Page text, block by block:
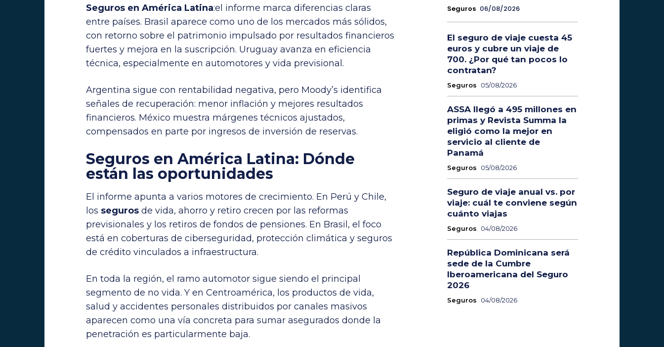
Seguros en América Latina:el informe marca diferencias claras
entre países. Brasil aparece como uno de los mercados más sólidos,
con retorno sobre el patrimonio impulsado por resultados financieros
fuertes y mejora en la suscripción. Uruguay avanza en eficiencia
técnica, especialmente en automotores y vida previsional.
Argentina sigue con rentabilidad negativa, pero Moody’s identifica
señales de recuperación: menor inflación y mejores resultados
financieros. México muestra márgenes técnicos ajustados,
compensados en parte por ingresos de inversión de reservas.
Seguros en América Latina: Dónde
están las oportunidades
El informe apunta a varios motores de crecimiento. En Perú y Chile,
los seguros de vida, ahorro y retiro crecen por las reformas
previsionales y los retiros de fondos de pensiones. En Brasil, el foco
está en coberturas de ciberseguridad, protección climática y seguros
de crédito vinculados a infraestructura.
En toda la región, el ramo automotor sigue siendo el principal
segmento de no vida. Y en Centroamérica, los productos de vida,
salud y accidentes personales distribuidos por canales masivos
aparecen como una vía concreta para sumar asegurados donde la
penetración es particularmente baja.
Seguros 06/08/2026
El seguro de viaje cuesta 45
euros y cubre un viaje de
700. ¿Por qué tan pocos lo
contratan?
Seguros 05/08/2026
ASSA llegó a 495 millones en
primas y Revista Summa la
eligió como la mejor en
servicio al cliente de
Panamá
Seguros 05/08/2026
Seguro de viaje anual vs. por
viaje: cuál te conviene según
cuánto viajas
Seguros 04/08/2026
República Dominicana será
sede de la Cumbre
Iberoamericana del Seguro
2026
Seguros 04/08/2026